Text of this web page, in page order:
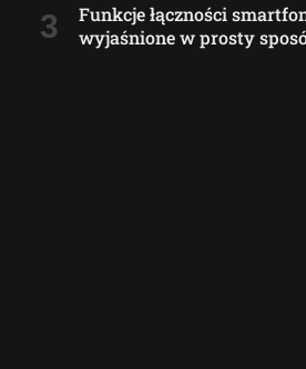
Funkcje łączności
wyjaśnione w prosty